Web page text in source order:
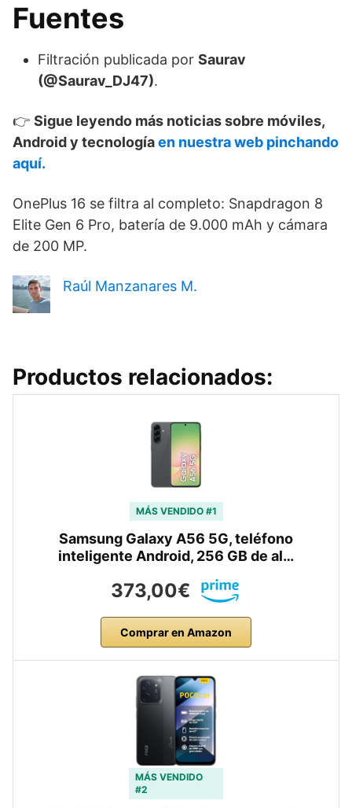
Fuentes
Filtración publicada por Saurav
(@Saurav_DJ47).
👉 Sigue leyendo más noticias sobre móviles,
Android y tecnologíaen nuestra web pinchando
aquí.
OnePlus 16 se filtra al completo: Snapdragon 8
Elite Gen 6 Pro, batería de 9.000 mAh y cámara
de 200 MP.
Raúl Manzanares M.
Productos relacionados:
MÁS VENDIDO #1
Samsung Galaxy A56 5G, teléfono
inteligente Android, 256 GB de al…
373,00€
Comprar en Amazon
MÁS VENDIDO
#2